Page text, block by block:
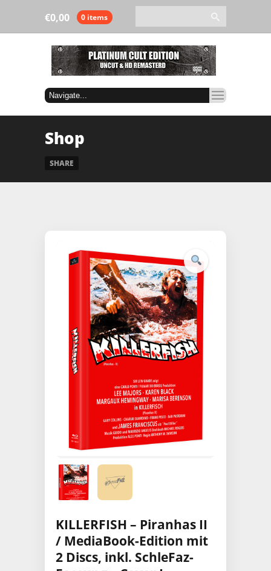
0,00
€ 0 items
Shop
SHARE
KILLERFISH – Piranhas II
/ MediaBook-Edition mit
2 Discs, inkl. SchleFaz-